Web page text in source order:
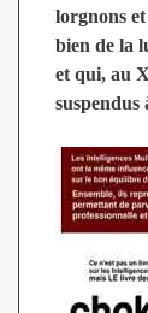
lorgnons
bien de la
et qui, au
suspendus